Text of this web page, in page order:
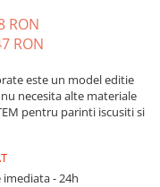
RON
RON
este un model editie
necesita alte materiale
pentru parinti iscusiti si
imediata - 24h